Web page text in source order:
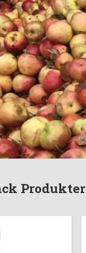
Produkter